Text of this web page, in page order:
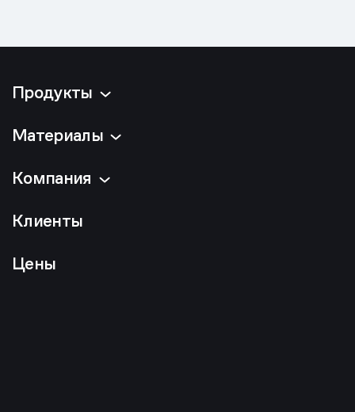
Продукты
Материалы
Компания
Клиенты
Цены